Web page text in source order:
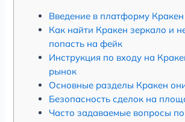
Введение в платформу Кракен
Как найти Кракен зеркало и
попасть на фейк
Инструкция по входу на
рынок
Основные разделы Кракен
Безопасность сделок на
Часто задаваемые вопросы по